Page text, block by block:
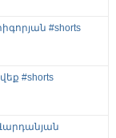
#shorts
#shorts